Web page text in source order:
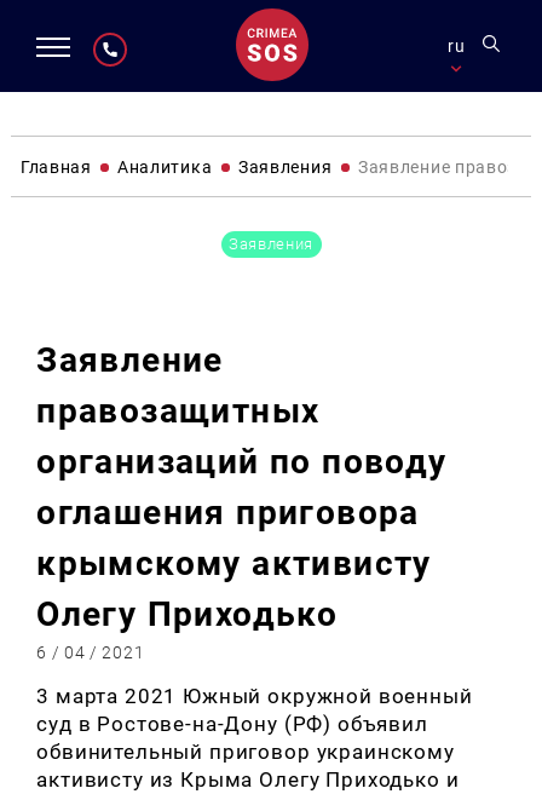
ru
Главная Аналитика Заявления Заявление
Заявления
Заявление
правозащитных
организаций по поводу
оглашения приговора
крымскому активисту
Олегу Приходько
6 / 04 / 2021
3 марта 2021 Южный окружной военный
суд в Ростове-на-Дону (РФ) объявил
обвинительный приговор украинскому
активисту из Крыма Олегу Приходько и